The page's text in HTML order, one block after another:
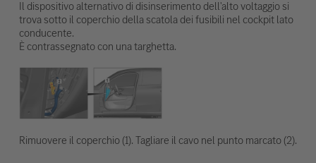
Il dispositivo alternativo di disinserimento dell'alto voltaggio si
trova sotto il coperchio della scatola dei fusibili nel cockpit lato
conducente.
È contrassegnato con una targhetta.
Rimuovere il coperchio (1). Tagliare il cavo nel punto marcato (2).